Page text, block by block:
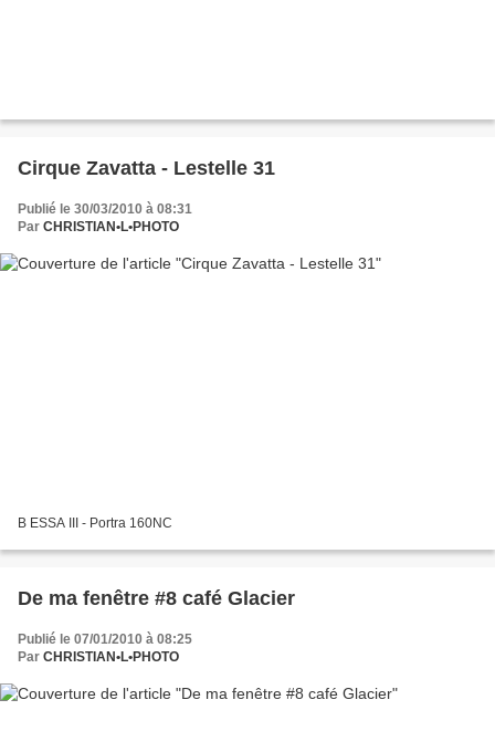
Cirque Zavatta - Lestelle 31
Publié le 30/03/2010 à 08:31
Par CHRISTIAN•L•PHOTO
B ESSA III - Portra 160NC
De ma fenêtre #8 café Glacier
Publié le 07/01/2010 à 08:25
Par CHRISTIAN•L•PHOTO